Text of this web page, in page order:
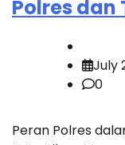
Polres dan
July
0
Peran Polres